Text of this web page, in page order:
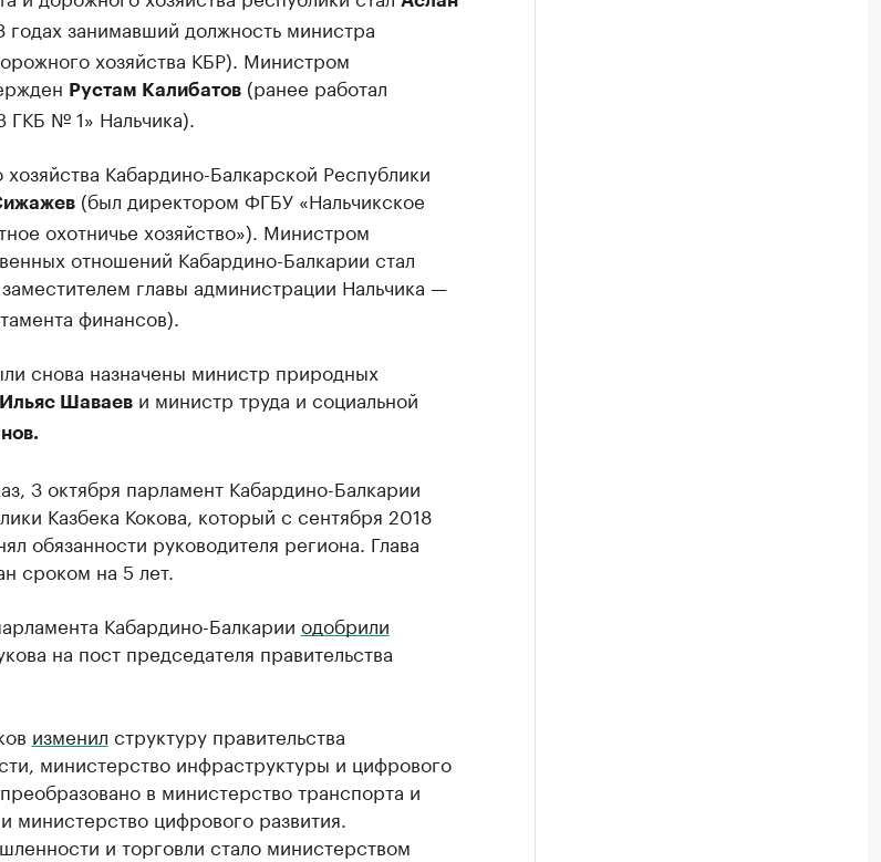
занимавший должность министра
хозяйства КБР). Министром
Рустам Калибатов(ранее работал
ГКБ № 1» Нальчика).
Кабардино-Балкарской Республики
(был директором ФГБУ «Нальчикское
охотничье хозяйство»). Министром
отношений Кабардино-Балкарии стал
главы администрации Нальчика —
финансов).
снова назначены министр природных
Ильяс Шаваеви министр труда и социальной
3 октября парламент Кабардино-Балкарии
Казбека Кокова, который с сентября 2018
обязанности руководителя региона. Глава
сроком на 5 лет.
Кабардино-Балкарии одобрили
на пост председателя правительства
изменил структуру правительства
министерство инфраструктуры и цифрового
в министерство транспорта и
министерство цифрового развития.
и торговли стало министерством